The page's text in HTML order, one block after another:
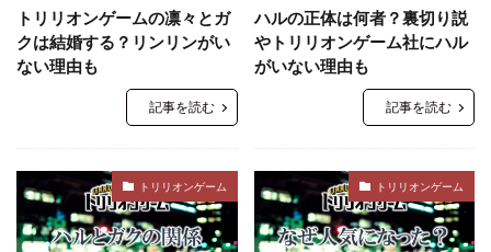
トリリオンゲームの凛々とガ
クは結婚する？リンリンがい
ない理由も
記事を読む
ハルの正体は何者？裏切り説
やトリリオンゲーム社にハル
がいない理由も
記事を読む
トリリオンゲーム トリリオンゲーム